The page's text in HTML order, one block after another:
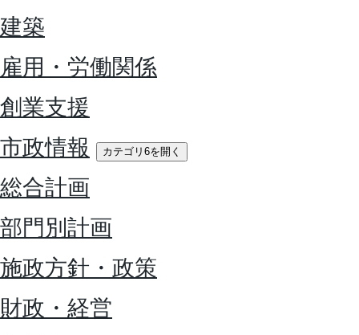
建築
雇用・労働関係
創業支援
市政情報
カテゴリ6を開く
総合計画
部門別計画
施政方針・政策
財政・経営